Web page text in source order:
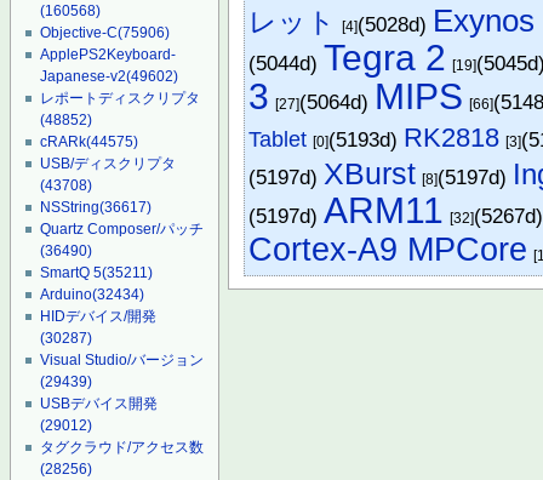
(160568)
Objective-C(75906)
ApplePS2Keyboard-
Japanese-v2(49602)
レポートディスクリプタ
(48852)
cRARk(44575)
USB/ディスクリプタ
(43708)
NSString(36617)
Quartz Composer/パッチ
(36490)
SmartQ 5(35211)
Arduino(32434)
HIDデバイス/開発
(30287)
Visual Studio/バージョン
(29439)
USBデバイス開発
(29012)
タグクラウド/アクセス数
(28256)
レット [4](5028d) Exynos
(5044d) Tegra 2 [19]
3 [27](5064d) MIPS [66]
Tablet [0](5193d) RK2818 [3]
(5197d) XBurst [8](5197d)
(5197d)ARM11 [32]
Cortex-A9 MPCore